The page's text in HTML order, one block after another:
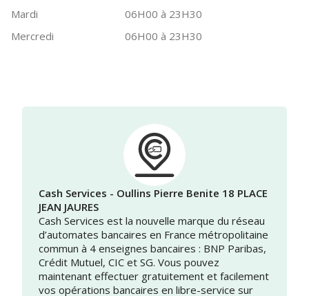
Mardi
06H00 à 23H30
Mercredi
06H00 à 23H30
Cash Services - Oullins Pierre Benite 18 PLACE
JEAN JAURES
Cash Services est la nouvelle marque du réseau
d’automates bancaires en France métropolitaine
commun à 4 enseignes bancaires : BNP Paribas,
Crédit Mutuel, CIC et SG. Vous pouvez
maintenant effectuer gratuitement et facilement
vos opérations bancaires en libre-service sur